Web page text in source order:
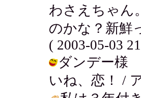
わさえちゃん
のかな？新鮮
( 2003-05-03
ダンデー様
いね、恋！ /